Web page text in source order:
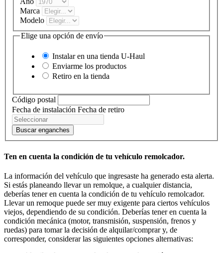
Marca
Modelo
Elige una opción de envío
Instalar en una tienda U-Haul
Enviarme los productos
Retiro en la tienda
Código postal
Fecha de instalación Fecha de retiro
Buscar enganches
Ten en cuenta la condición de tu vehículo remolcador.
La información del vehículo que ingresaste ha generado esta alerta.
Si estás planeando llevar un remolque, a cualquier distancia,
deberías tener en cuenta la condición de tu vehículo remolcador.
Llevar un remoque puede ser muy exigente para ciertos vehículos
viejos, dependiendo de su condición. Deberías tener en cuenta la
condición mecánica (motor, transmisión, suspensión, frenos y
ruedas) para tomar la decisión de alquilar/comprar y, de
corresponder, considerar las siguientes opciones alternativas: